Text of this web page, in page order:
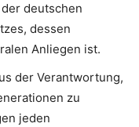
deutschen
dessen
Anliegen ist.
der Verantwortung,
zu
jeden